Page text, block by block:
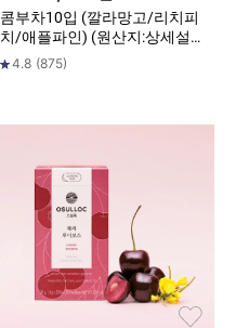
콤부차10입 (깔라망고/리치피
치/애플파인) (원산지:상세설명
참조)
4.8 (875)